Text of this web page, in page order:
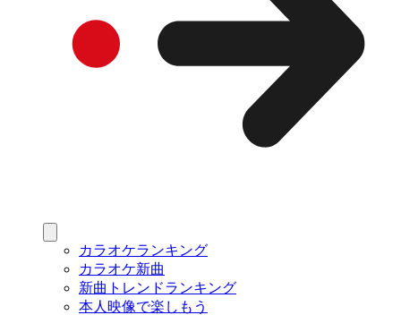
カラオケランキング
カラオケ新曲
新曲トレンドランキング
本人映像で楽しもう